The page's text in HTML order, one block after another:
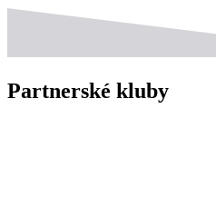
Partnerské kluby